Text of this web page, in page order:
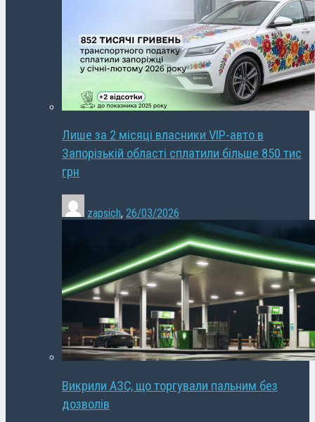
Лише за 2 місяці власники VIP-авто в
Запорізькій області сплатили більше 850 тис
грн
zapsich, 26/03/2026
Викрили АЗС, що торгували пальним без
дозволів